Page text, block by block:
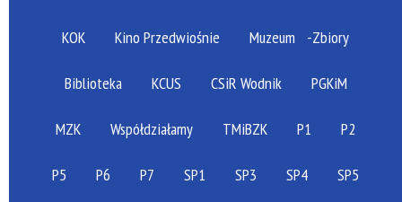
KOK Kino Przedwiośnie Muzeum -Zbiory
Biblioteka KCUS CSiR Wodnik PGKiM
MZK Współdziałamy TMiBZK P1 P2
P5 P6 P7 SP1 SP3 SP4 SP5